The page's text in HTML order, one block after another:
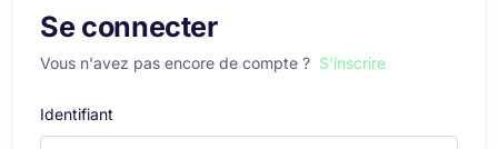
Se connecter
Vous n'avez pas encore de compte ? S'inscrire
Identifiant